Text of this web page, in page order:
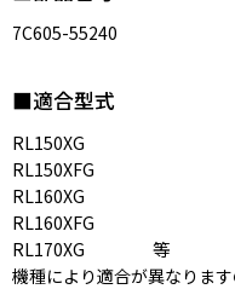
7C605-55240
■適合型式
RL150XG
RL150XFG
RL160XG
RL160XFG
RL170XG 等
機種により適合が異なりま